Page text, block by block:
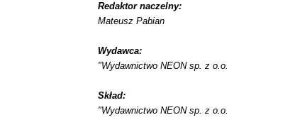
Redaktor naczelny:
Mateusz Pabian
Wydawca:
"Wydawnictwo NEON sp. z o.o.
Skład:
"Wydawnictwo NEON sp. z o.o.